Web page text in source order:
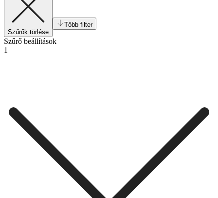
Szűrők törlése
Több filter
Szűrő beállítások
1